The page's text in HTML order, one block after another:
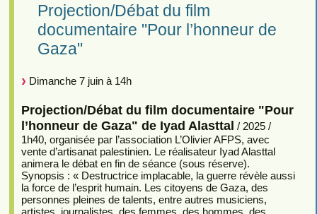
Projection/Débat du film
documentaire "Pour l’honneur de
Gaza"
Dimanche 7 juin à 14h
Projection/Débat du film documentaire "Pour
l’honneur de Gaza" de Iyad Alasttal / 2025 /
1h40, organisée par l’association L’Olivier AFPS, avec
vente d’artisanat palestinien. Le réalisateur Iyad Alasttal
animera le débat en fin de séance (sous réserve).
Synopsis : « Destructrice implacable, la guerre révèle aussi
la force de l’esprit humain. Les citoyens de Gaza, des
personnes pleines de talents, entre autres musiciens,